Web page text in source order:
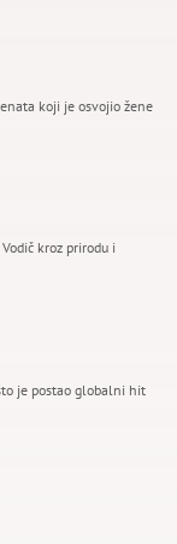
koji je osvojio žene
kroz prirodu i
je postao globalni hit